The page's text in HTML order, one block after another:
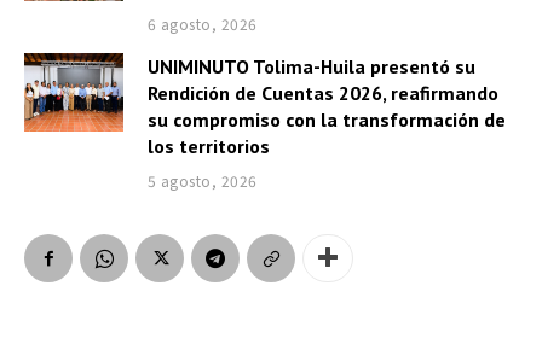
6 agosto, 2026
UNIMINUTO Tolima-Huila presentó su
Rendición de Cuentas 2026, reafirmando
su compromiso con la transformación de
los territorios
5 agosto, 2026